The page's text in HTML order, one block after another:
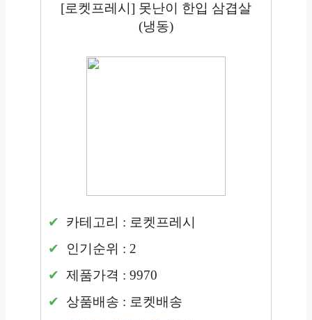
[로켓프레시] 못난이 한입 삼겹살
(냉동)
카테고리 : 로켓프레시
인기순위 : 2
제품가격 : 9970
상품배송 : 로켓배송